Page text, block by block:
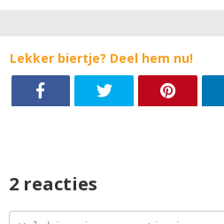
Lekker biertje? Deel hem nu!
2 reacties